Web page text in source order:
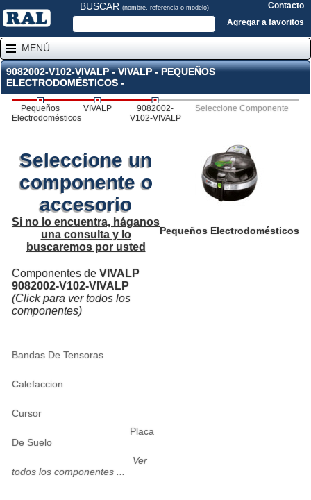
BUSCAR (nombre, referencia o modelo)
Contacto
Agregar a favoritos
MENÚ
9082002-V102-VIVALP - VIVALP - PEQUEÑOS
ELECTRODOMÉSTICOS -
Pequeños
Electrodomésticos
VIVALP
9082002-
V102-VIVALP
Seleccione Componente
Pequeños Electrodomésticos
Seleccione un
componente o
accesorio
Si no lo encuentra, háganos
una consulta y lo
buscaremos por usted
Componentes de VIVALP
9082002-V102-VIVALP
(Click para ver todos los
componentes)
Bandas De Tensoras
Calefaccion
Cursor
Placa
De Suelo
Ver
todos los componentes ...